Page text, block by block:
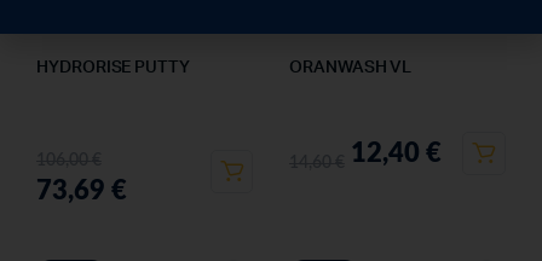
HYDRORISE PUTTY
73,69 €
ORANWASH VL
12,40 €